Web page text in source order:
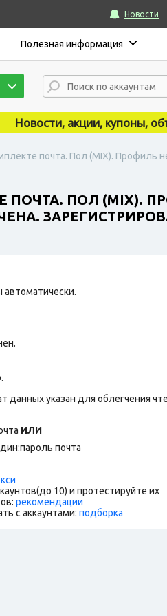
Новости
Полезная информация
Новости, акции, купоны,
почта. Пол (MIX). Профиль
ПОЧТА. ПОЛ (MIX).
автоматически.
данных указан для облегчения
ИЛИ
почта
10) и протестируйте их
рекомендации
с аккаунтами: подборка